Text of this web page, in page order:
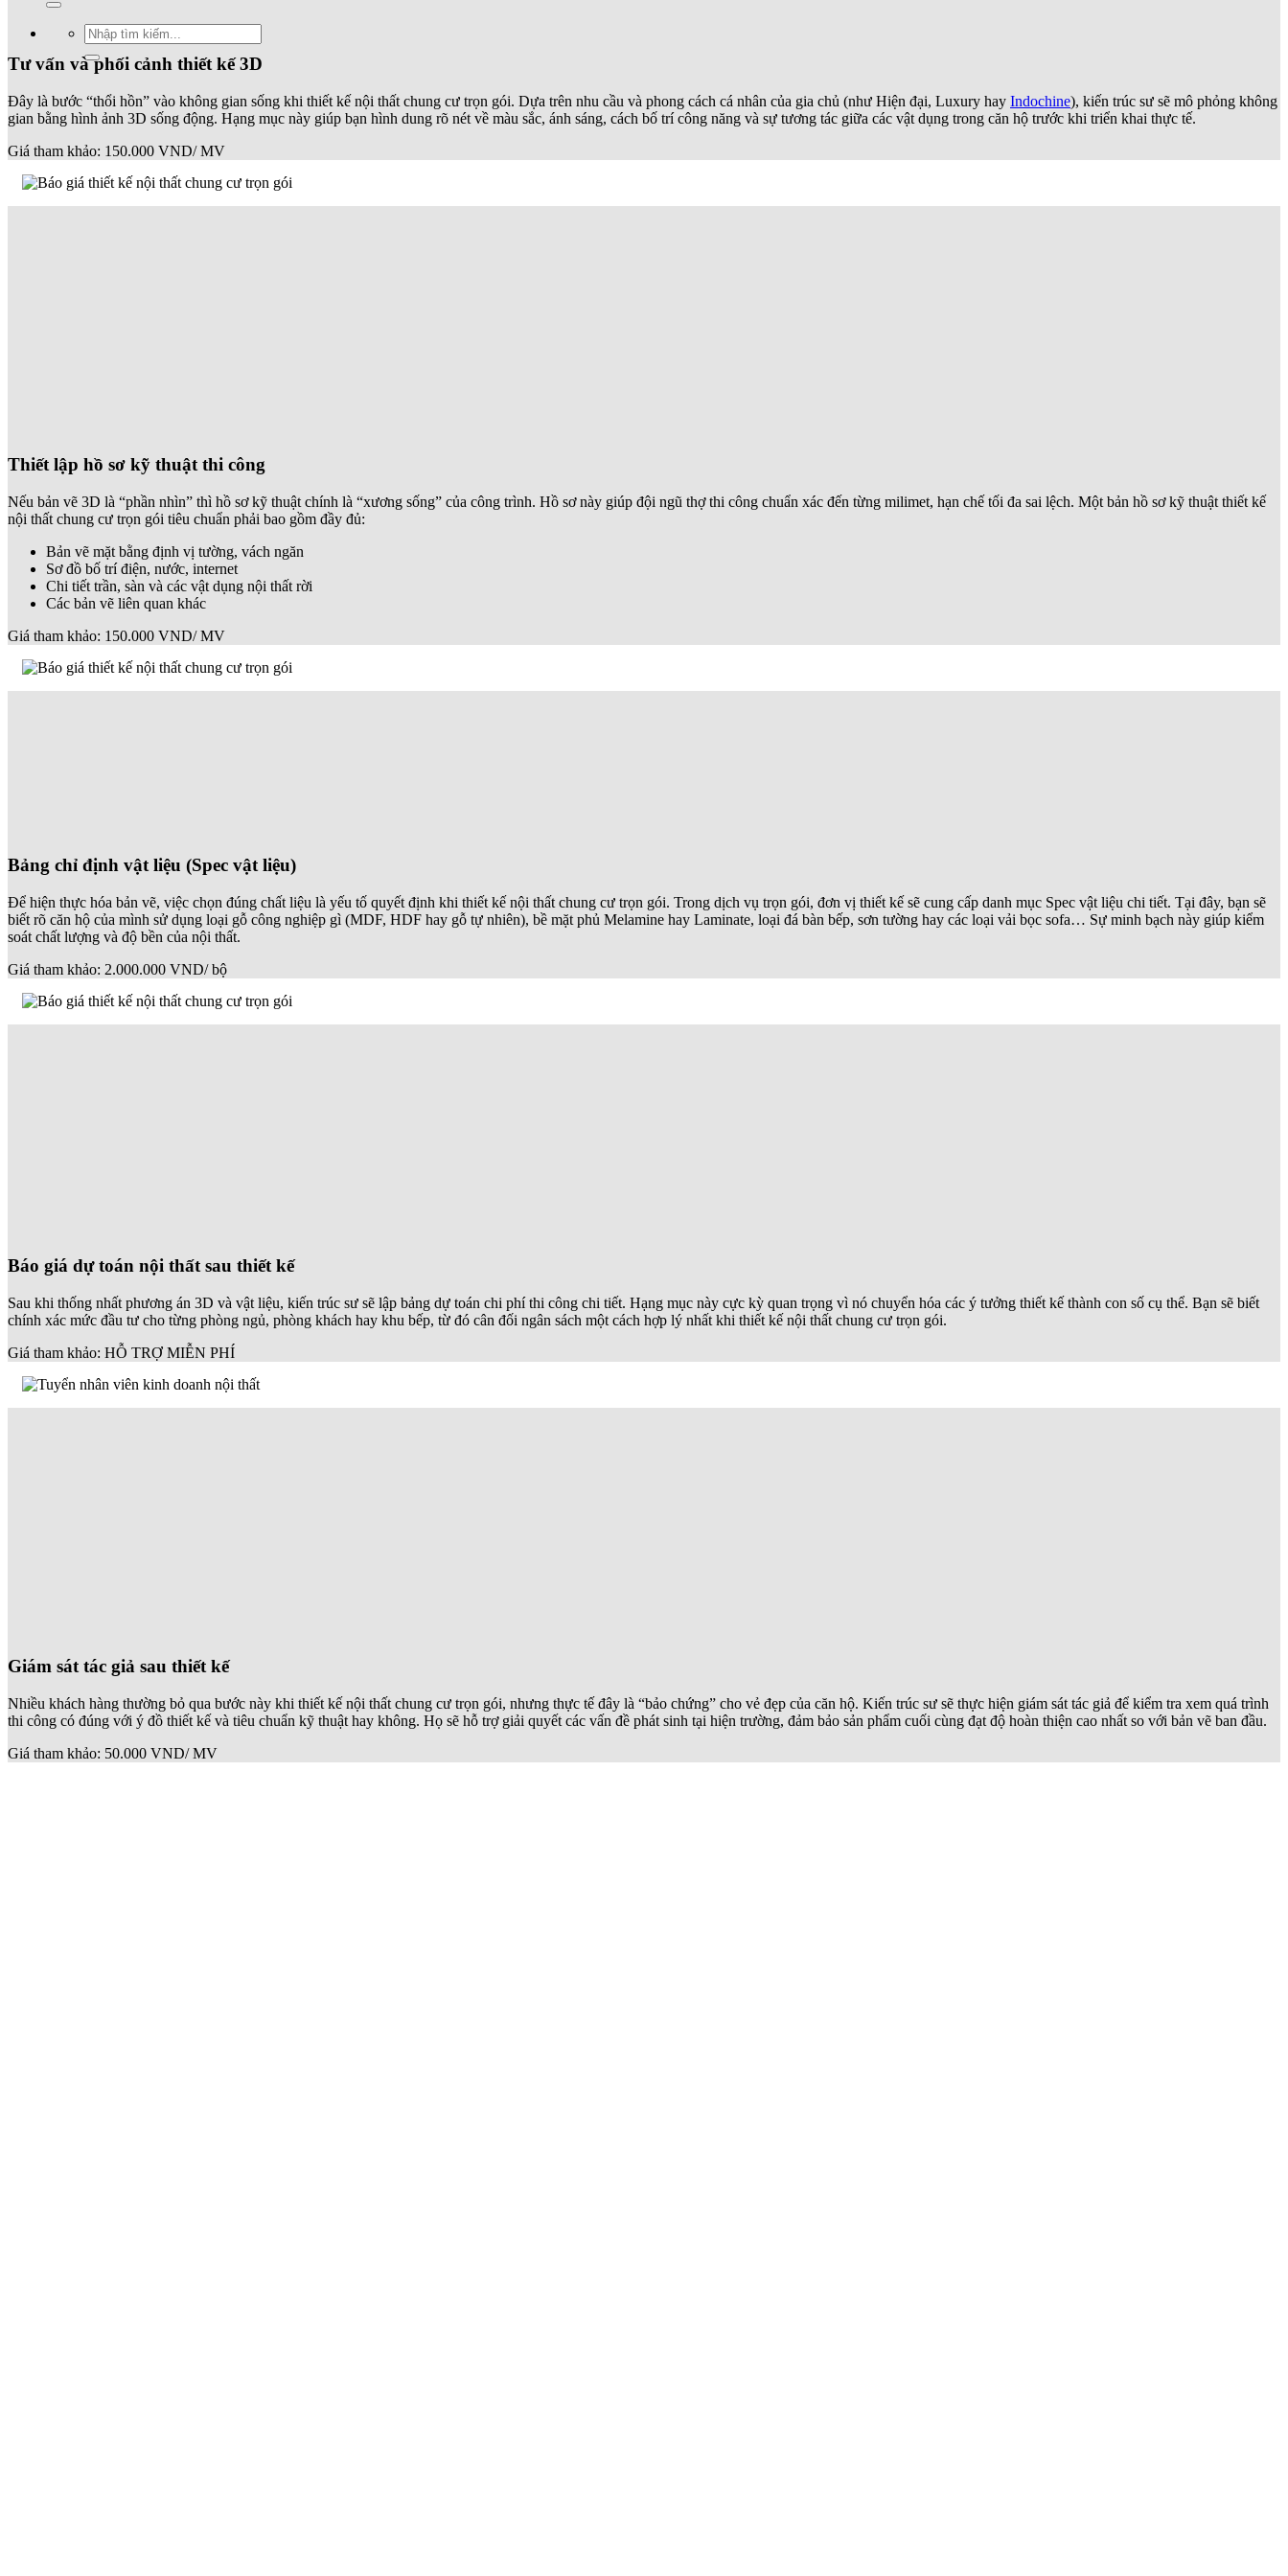
Tìm
kiếm:
Tư vấn và phối cảnh thiết kế 3D
Đây là bước “thổi hồn” vào không gian sống khi thiết kế nội thất chung cư trọn gói. Dựa trên nhu cầu và phong cách cá nhân của gia chủ (như Hiện đại, Luxury hay Indochine), kiến trúc sư sẽ mô phỏng không
gian bằng hình ảnh 3D sống động. Hạng mục này giúp bạn hình dung rõ nét về màu sắc, ánh sáng, cách bố trí công năng và sự tương tác giữa các vật dụng trong căn hộ trước khi triển khai thực tế.
Giá tham khảo: 150.000 VND/ MV
Thiết lập hồ sơ kỹ thuật thi công
Nếu bản vẽ 3D là “phần nhìn” thì hồ sơ kỹ thuật chính là “xương sống” của công trình. Hồ sơ này giúp đội ngũ thợ thi công chuẩn xác đến từng milimet, hạn chế tối đa sai lệch. Một bản hồ sơ kỹ thuật thiết kế
nội thất chung cư trọn gói tiêu chuẩn phải bao gồm đầy đủ:
Bản vẽ mặt bằng định vị tường, vách ngăn
Sơ đồ bố trí điện, nước, internet
Chi tiết trần, sàn và các vật dụng nội thất rời
Các bản vẽ liên quan khác
Giá tham khảo: 150.000 VND/ MV
Bảng chỉ định vật liệu (Spec vật liệu)
Để hiện thực hóa bản vẽ, việc chọn đúng chất liệu là yếu tố quyết định khi thiết kế nội thất chung cư trọn gói. Trong dịch vụ trọn gói, đơn vị thiết kế sẽ cung cấp danh mục Spec vật liệu chi tiết. Tại đây, bạn sẽ
biết rõ căn hộ của mình sử dụng loại gỗ công nghiệp gì (MDF, HDF hay gỗ tự nhiên), bề mặt phủ Melamine hay Laminate, loại đá bàn bếp, sơn tường hay các loại vải bọc sofa… Sự minh bạch này giúp kiểm
soát chất lượng và độ bền của nội thất.
Giá tham khảo: 2.000.000 VND/ bộ
Báo giá dự toán nội thất sau thiết kế
Sau khi thống nhất phương án 3D và vật liệu, kiến trúc sư sẽ lập bảng dự toán chi phí thi công chi tiết. Hạng mục này cực kỳ quan trọng vì nó chuyển hóa các ý tưởng thiết kế thành con số cụ thể. Bạn sẽ biết
chính xác mức đầu tư cho từng phòng ngủ, phòng khách hay khu bếp, từ đó cân đối ngân sách một cách hợp lý nhất khi thiết kế nội thất chung cư trọn gói.
Giá tham khảo: HỖ TRỢ MIỄN PHÍ
Giám sát tác giả sau thiết kế
Nhiều khách hàng thường bỏ qua bước này khi thiết kế nội thất chung cư trọn gói, nhưng thực tế đây là “bảo chứng” cho vẻ đẹp của căn hộ. Kiến trúc sư sẽ thực hiện giám sát tác giả để kiểm tra xem quá trình
thi công có đúng với ý đồ thiết kế và tiêu chuẩn kỹ thuật hay không. Họ sẽ hỗ trợ giải quyết các vấn đề phát sinh tại hiện trường, đảm bảo sản phẩm cuối cùng đạt độ hoàn thiện cao nhất so với bản vẽ ban đầu.
Giá tham khảo: 50.000 VND/ MV